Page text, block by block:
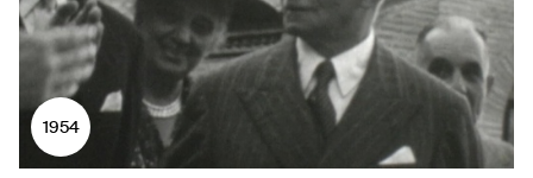
1954